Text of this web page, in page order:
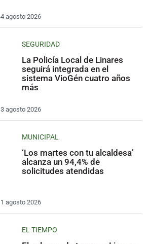
4 agosto 2026
SEGURIDAD
La Policía Local de Linares
seguirá integrada en el
sistema VioGén cuatro años
más
3 agosto 2026
MUNICIPAL
‘Los martes con tu alcaldesa’
alcanza un 94,4% de
solicitudes atendidas
1 agosto 2026
EL TIEMPO